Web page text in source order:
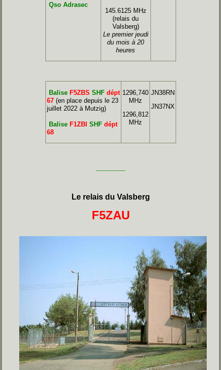
Qso Adrasec
145.6125 MHz
(relais du
Valsberg)
Le premier jeudi
du mois à 20
heures
Balise F5ZBS SHF dépt
67(en place depuis le 23
juillet 2022 à Mutzig)
Balise F1ZBI SHF dépt
68
1296,740
MHz
1296,812
MHz
JN38RN
JN37NX
--------------------
Le relais du Valsberg
F5ZAU